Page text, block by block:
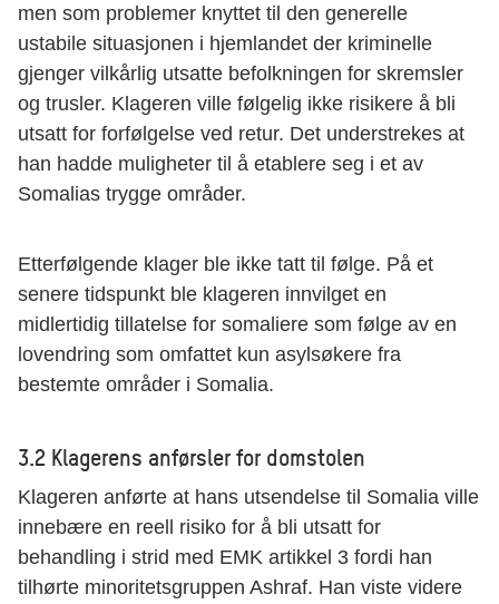
men som problemer knyttet til den generelle
ustabile situasjonen i hjemlandet der kriminelle
gjenger vilkårlig utsatte befolkningen for skremsler
og trusler. Klageren ville følgelig ikke risikere å bli
utsatt for forfølgelse ved retur. Det understrekes at
han hadde muligheter til å etablere seg i et av
Somalias trygge områder.
Etterfølgende klager ble ikke tatt til følge. På et
senere tidspunkt ble klageren innvilget en
midlertidig tillatelse for somaliere som følge av en
lovendring som omfattet kun asylsøkere fra
bestemte områder i Somalia.
3.2 Klagerens anførsler for domstolen
Klageren anførte at hans utsendelse til Somalia ville
innebære en reell risiko for å bli utsatt for
behandling i strid med EMK artikkel 3 fordi han
tilhørte minoritetsgruppen Ashraf. Han viste videre